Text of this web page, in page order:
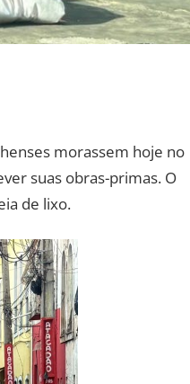
morassem hoje no
suas obras-primas. O
de lixo.